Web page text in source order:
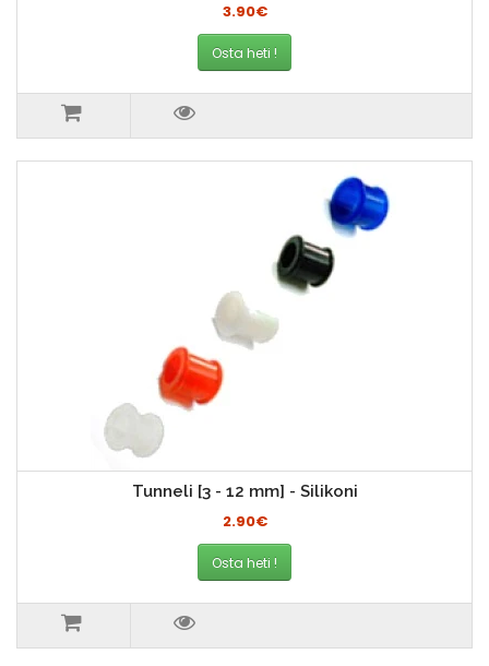
3.90€
Osta heti !
Tunneli [3 - 12 mm] - Silikoni
2.90€
Osta heti !